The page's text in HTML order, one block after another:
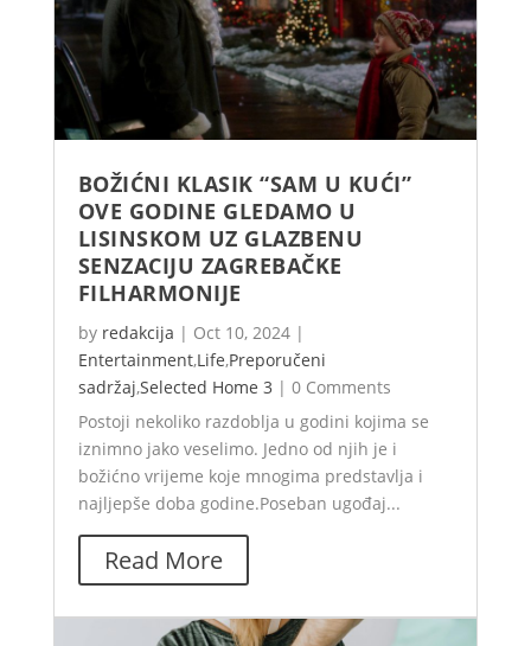
BOŽIĆNI KLASIK “SAM U KUĆI”
OVE GODINE GLEDAMO U
LISINSKOM UZ GLAZBENU
SENZACIJU ZAGREBAČKE
FILHARMONIJE
by redakcija | Oct 10, 2024 |
Entertainment,Life,Preporučeni
sadržaj,Selected Home 3 | 0 Comments
Postoji nekoliko razdoblja u godini kojima se
iznimno jako veselimo. Jedno od njih je i
božićno vrijeme koje mnogima predstavlja i
najljepše doba godine.Poseban ugođaj...
Read More